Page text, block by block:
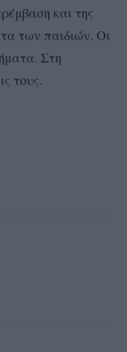
και της
των παιδιών. Οι
Στη
τους.